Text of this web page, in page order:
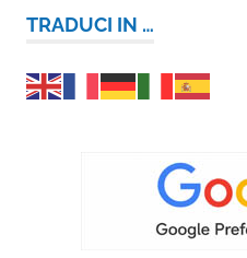
TRADUCI IN …